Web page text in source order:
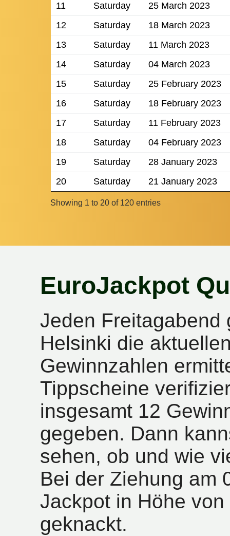
11
Saturday
25 March 2023
12
Saturday
18 March 2023
13
Saturday
11 March 2023
14
Saturday
04 March 2023
15
Saturday
25 February 2023
16
Saturday
18 February 2023
17
Saturday
11 February 2023
18
Saturday
04 February 2023
19
Saturday
28 January 2023
20
Saturday 21 January 2023
Showing 1 to 20 of 120 entries
EuroJackpot
Jeden Freitagabend
Helsinki die
Gewinnzahlen
Tippscheine
insgesamt 12
gegeben. Dann
sehen, ob und wie
Bei der Ziehung am
Jackpot in Höhe
geknackt.